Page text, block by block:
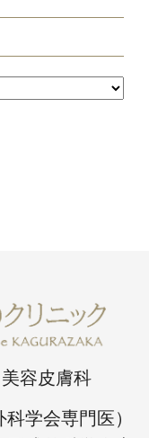
容皮膚科
学会専門医）